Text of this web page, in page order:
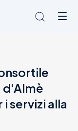
d'Almè
servizi alla